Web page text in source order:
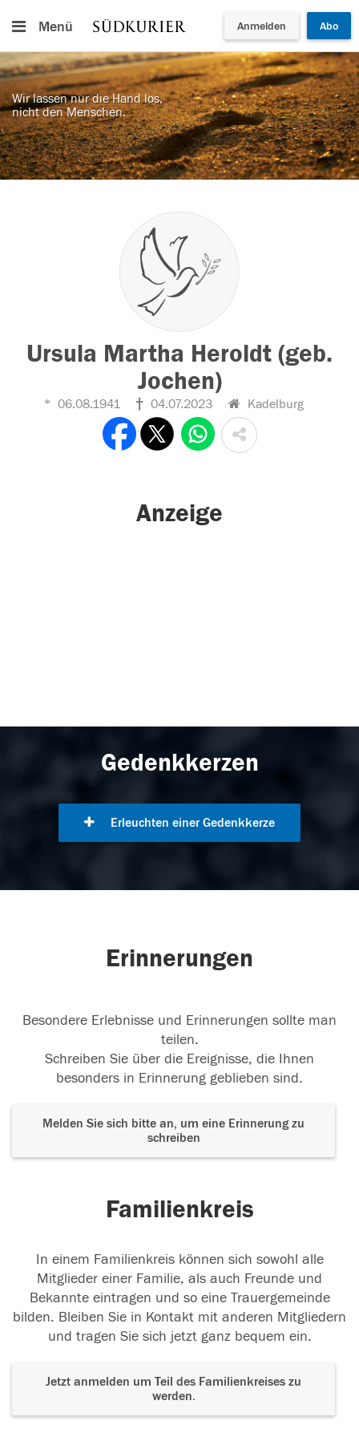
Menü Anmelden Abo
Wir lassen nur die Hand los,
nicht den Menschen.
Ursula Martha Heroldt (geb.
Jochen)
06.08.1941 04.07.2023 Kadelburg
Anzeige
Gedenkkerzen
Erleuchten einer Gedenkkerze
Erinnerungen
Besondere Erlebnisse und Erinnerungen sollte man
teilen.
Schreiben Sie über die Ereignisse, die Ihnen
besonders in Erinnerung geblieben sind.
Melden Sie sich bitte an, um eine Erinnerung zu
schreiben
Familienkreis
In einem Familienkreis können sich sowohl alle
Mitglieder einer Familie, als auch Freunde und
Bekannte eintragen und so eine Trauergemeinde
bilden. Bleiben Sie in Kontakt mit anderen Mitgliedern
und tragen Sie sich jetzt ganz bequem ein.
Jetzt anmelden um Teil des Familienkreises zu
werden.